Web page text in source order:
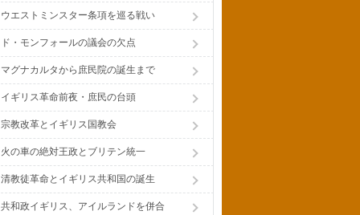
ウエストミンスター条項を巡る戦い
ド・モンフォールの議会の欠点
マグナカルタから庶民院の誕生まで
イギリス革命前夜・庶民の台頭
宗教改革とイギリス国教会
火の車の絶対王政とブリテン統一
清教徒革命とイギリス共和国の誕生
共和政イギリス、アイルランドを併合